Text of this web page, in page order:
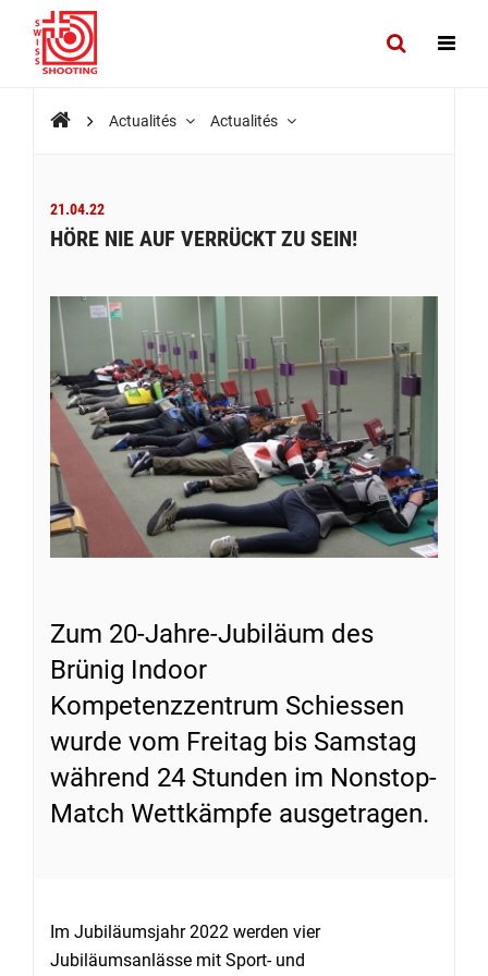
Actualités Actualités
21.04.22
HÖRE NIE AUF VERRÜCKT ZU SEIN!
Zum 20-Jahre-Jubiläum des
Brünig Indoor
Kompetenzzentrum Schiessen
wurde vom Freitag bis Samstag
während 24 Stunden im Nonstop-
Match Wettkämpfe ausgetragen.
Im Jubiläumsjahr 2022 werden vier
Jubiläumsanlässe mit Sport- und